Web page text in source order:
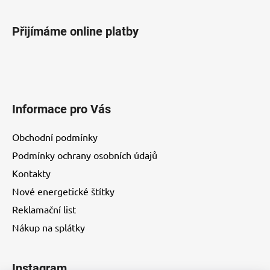
s
Přijímáme online platby
Informace pro Vás
Obchodní podmínky
Podmínky ochrany osobních údajů
Kontakty
Nové energetické štítky
Reklamační list
Nákup na splátky